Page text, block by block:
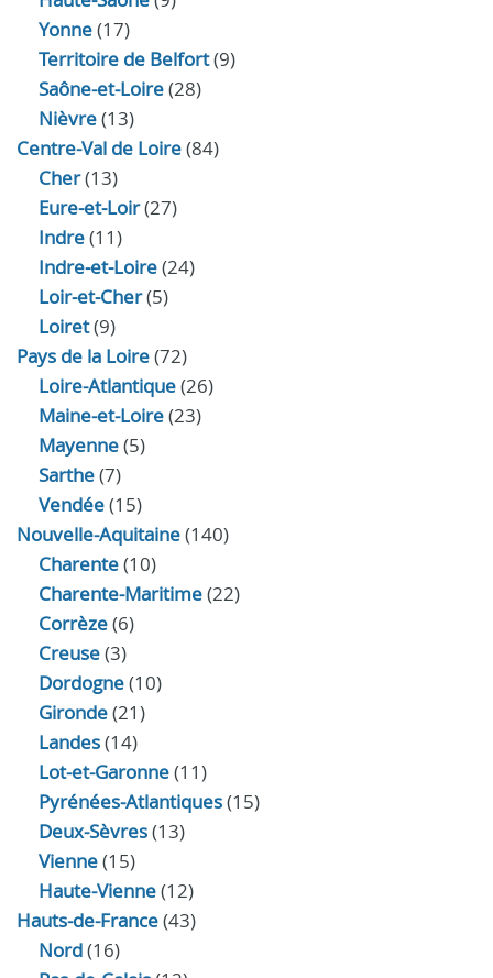
Yonne(17)
Territoire de Belfort(9)
Saône-et-Loire(28)
Nièvre(13)
Centre-Val de Loire(84)
Cher(13)
Eure‑et‑Loir(27)
Indre(11)
Indre‑et‑Loire(24)
Loir‑et‑Cher(5)
Loiret(9)
Pays de la Loire(72)
Loire-Atlantique(26)
Maine-et-Loire(23)
Mayenne(5)
Sarthe(7)
Vendée(15)
Nouvelle-Aquitaine(140)
Charente(10)
Charente-Maritime(22)
Corrèze(6)
Creuse(3)
Dordogne(10)
Gironde(21)
Landes(14)
Lot-et-Garonne(11)
Pyrénées-Atlantiques(15)
Deux-Sèvres(13)
Vienne(15)
Haute-Vienne(12)
Hauts-de-France(43)
Nord(16)